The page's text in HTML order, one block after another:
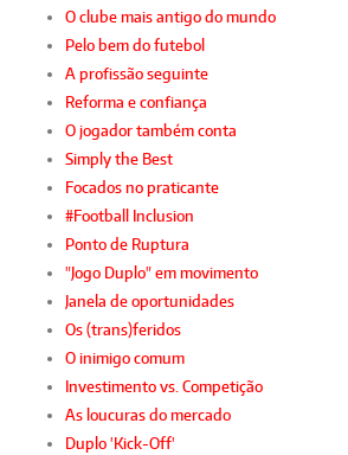
O clube mais antigo do mundo
Pelo bem do futebol
A profissão seguinte
Reforma e confiança
O jogador também conta
Simply the Best
Focados no praticante
#Football Inclusion
Ponto de Ruptura
"Jogo Duplo" em movimento
Janela de oportunidades
Os (trans)feridos
O inimigo comum
Investimento vs. Competição
As loucuras do mercado
Duplo 'Kick-Off'